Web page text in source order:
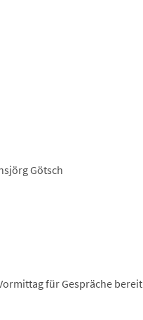
Götsch
für Gespräche bereit